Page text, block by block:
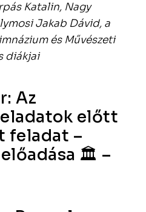
Katalin, Nagy
Jakab Dávid, a
és Művészeti
diákjai
Az
előtt
feladat –
🏛 –